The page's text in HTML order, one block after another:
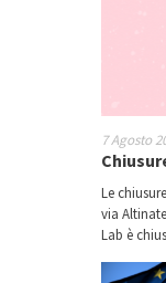
7 Agosto
Le
via
Lab è